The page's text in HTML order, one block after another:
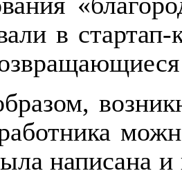
в
написана